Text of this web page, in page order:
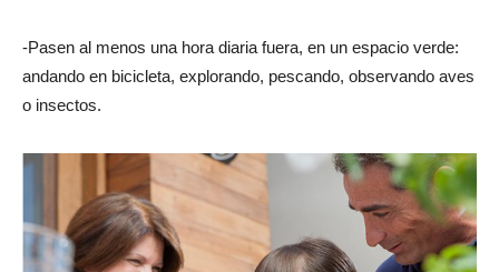
-Pasen al menos una hora diaria fuera, en un espacio verde:
andando en bicicleta, explorando, pescando, observando aves
o insectos.